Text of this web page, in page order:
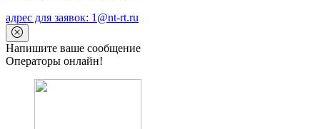
адрес для заявок: 1@nt-rt.ru
Напишите ваше сообщение
Операторы онлайн!